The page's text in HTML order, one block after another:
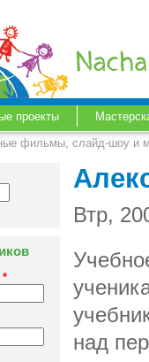
проекты
фильмы, слайд-шоу и
*
Втр,
над